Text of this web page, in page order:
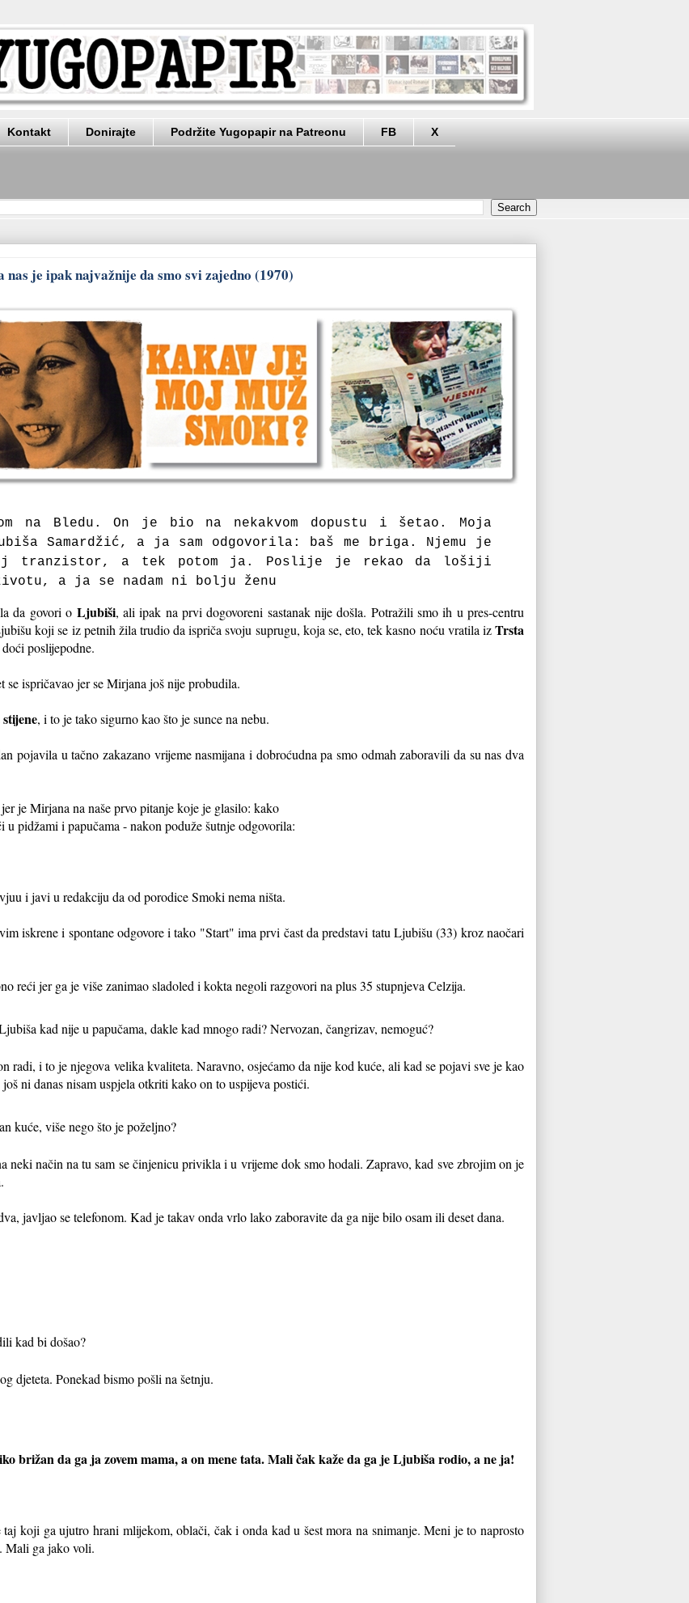
Kontakt Donirajte Podržite Yugopapir na Patreonu FB X
je ipak najvažnije da smo svi zajedno (1970)
na Bledu. On je bio na nekakvom dopustu i šetao. Moja
Samardžić, a ja sam odgovorila: baš me briga. Njemu je
moj tranzistor, a tek potom ja. Poslije je rekao da lošiji
a ja se nadam ni bolju ženu
da govori o Ljubiši, ali ipak na prvi dogovoreni sastanak nije došla. Potražili smo ih u pres-centru
koji se iz petnih žila trudio da ispriča svoju suprugu, koja se, eto, tek kasno noću vratila izTrsta
poslijepodne.
se ispričavao jer se Mirjana još nije probudila.
, i to je tako sigurno kao što je sunce na nebu.
pojavila u tačno zakazano vrijeme nasmijana i dobroćudna pa smo odmah zaboravili da su nas dva
je Mirjana na naše prvo pitanje koje je glasilo: kako
pidžami i papučama - nakon poduže šutnje odgovorila:
i javi u redakciju da od porodice Smoki nema ništa.
iskrene i spontane odgovore i tako "Start" ima prvi čast da predstavi tatu Ljubišu (33) kroz naočari
reći jer ga je više zanimao sladoled i kokta negoli razgovori na plus 35 stupnjeva Celzija.
kad nije u papučama, dakle kad mnogo radi? Nervozan, čangrizav, nemoguć?
radi, i to je njegova velika kvaliteta. Naravno, osjećamo da nije kod kuće, ali kad se pojavi sve je kao
ni danas nisam uspjela otkriti kako on to uspijeva postići.
kuće, više nego što je poželjno?
neki način na tu sam se činjenicu privikla i u vrijeme dok smo hodali. Zapravo, kad sve zbrojim on je
javljao se telefonom. Kad je takav onda vrlo lako zaboravite da ga nije bilo osam ili deset dana.
kad bi došao?
djeteta. Ponekad bismo pošli na šetnju.
brižan da ga ja zovem mama, a on mene tata. Mali čak kaže da ga je Ljubiša rodio, a ne ja!
koji ga ujutro hrani mlijekom, oblači, čak i onda kad u šest mora na snimanje. Meni je to naprosto
Mali ga jako voli.